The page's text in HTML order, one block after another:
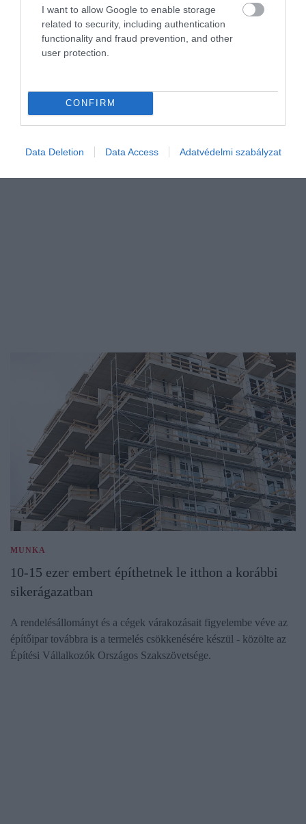
I want to allow Google to enable storage
related to security, including authentication
functionality and fraud prevention, and other
user protection.
CONFIRM
Data Deletion Data Access Adatvédelmi szabályzat
Építkezel, felújítasz? Így számolj az
anyagköltséggel
A KSH adatai újra meglepetést okoztak: évekig tartó stagnálás
után végre érdemben és mérhetően megmozdult az építőipari
MUNKA
10-15 ezer embert építhetnek le itthon a korábbi
sikerágazatban
A rendelésállományt és a cégek várakozásait figyelembe véve az
építőipar továbbra is a termelés csökkenésére készül - közölte az
Építési Vállalkozók Országos Szakszövetsége.